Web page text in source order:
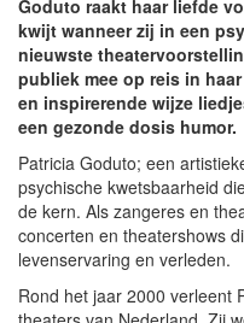
Goduto raakt haar liefde
kwijt wanneer zij in een
nieuwste
publiek mee op reis in
en inspirerende wijze
een gezonde dosis humor.
Patricia Goduto; een
psychische kwetsbaarheid
de kern. Als zangeres en
concerten en theatershows
levenservaring en verleden.
Rond het jaar 2000 verleent